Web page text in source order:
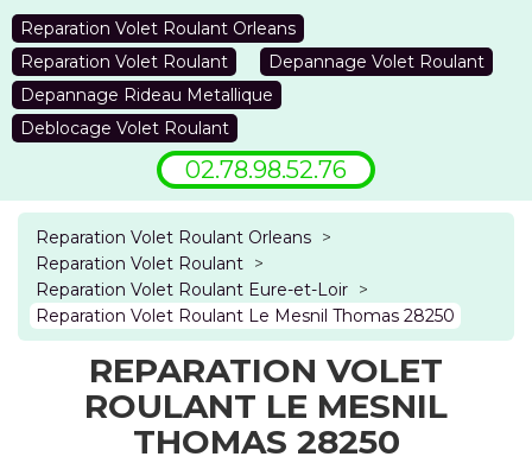
Reparation Volet Roulant Orleans
Reparation Volet Roulant
Depannage Volet Roulant
Depannage Rideau Metallique
Deblocage Volet Roulant
02.78.98.52.76
Reparation Volet Roulant Orleans >
Reparation Volet Roulant >
Reparation Volet Roulant Eure-et-Loir >
Reparation Volet Roulant Le Mesnil Thomas 28250
REPARATION VOLET
ROULANT LE MESNIL
THOMAS 28250